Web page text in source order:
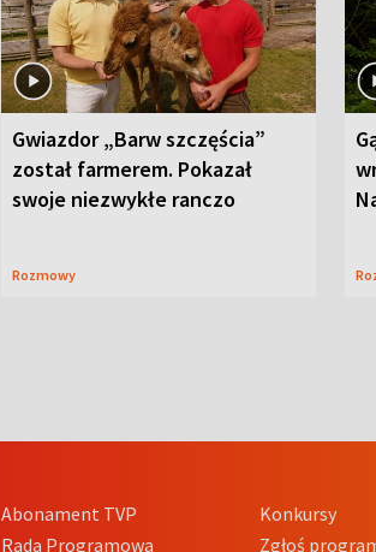
Gwiazdor „Barw szczęścia”
został farmerem. Pokazał
swoje niezwykłe ranczo
Rozmowy
Abonament TVP
Rada Programowa
Konkursy
Zgłoś